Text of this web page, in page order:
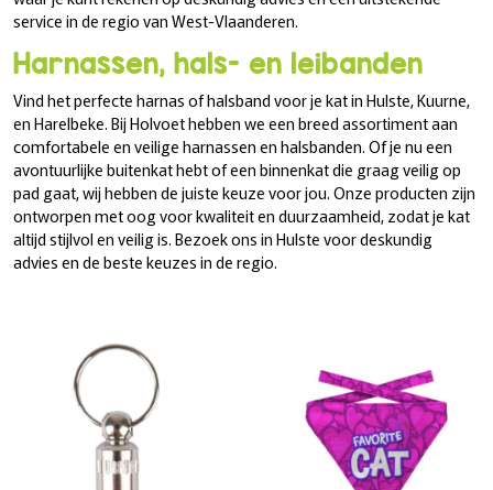
service in de regio van West-Vlaanderen.
Harnassen, hals- en leibanden
Vind het perfecte harnas of halsband voor je kat in Hulste, Kuurne,
en Harelbeke. Bij Holvoet hebben we een breed assortiment aan
comfortabele en veilige harnassen en halsbanden. Of je nu een
avontuurlijke buitenkat hebt of een binnenkat die graag veilig op
pad gaat, wij hebben de juiste keuze voor jou. Onze producten zijn
ontworpen met oog voor kwaliteit en duurzaamheid, zodat je kat
altijd stijlvol en veilig is. Bezoek ons in Hulste voor deskundig
advies en de beste keuzes in de regio.